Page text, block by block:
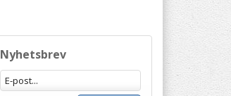
Nyhetsbrev